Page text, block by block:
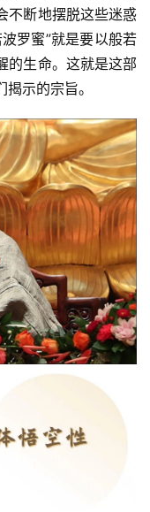
不断地摆脱这些迷惑
罗蜜”就是要以般若
的生命。这就是这部
示的宗旨。